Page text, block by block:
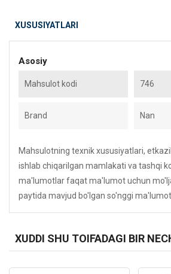
XUSUSIYATLARI
Asosiy
Mahsulot kodi 746
Brand Nan
Mahsulotning texnik xususiyatlari,
ishlab chiqarilgan mamlakati va tashqi
ma'lumotlar faqat ma'lumot uchun
paytida mavjud bo'lgan so'nggi
XUDDI SHU TOIFADAGI BIR